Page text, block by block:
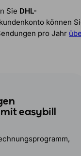
Sie DHL-
können
pro Jahr
easybill